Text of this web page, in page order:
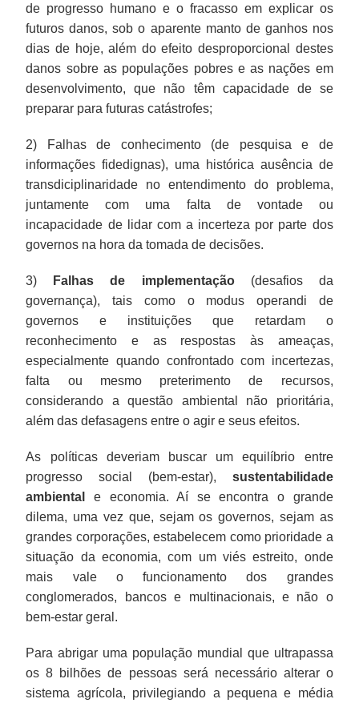
de progresso humano e o fracasso em explicar os
futuros danos, sob o aparente manto de ganhos nos
dias de hoje, além do efeito desproporcional destes
danos sobre as populações pobres e as nações em
desenvolvimento, que não têm capacidade de se
preparar para futuras catástrofes;
2) Falhas de conhecimento (de pesquisa e de
informações fidedignas), uma histórica ausência de
transdiciplinaridade no entendimento do problema,
juntamente com uma falta de vontade ou
incapacidade de lidar com a incerteza por parte dos
governos na hora da tomada de decisões.
3) Falhas de implementação(desafios da
governança), tais como o modus operandi de
governos e instituições que retardam o
reconhecimento e as respostas às ameaças,
especialmente quando confrontado com incertezas,
falta ou mesmo preterimento de recursos,
considerando a questão ambiental não prioritária,
além das defasagens entre o agir e seus efeitos.
As políticas deveriam buscar um equilíbrio entre
progresso social (bem-estar), sustentabilidade
ambiental
e economia. Aí se encontra o grande
dilema, uma vez que, sejam os governos, sejam as
grandes corporações, estabelecem como prioridade a
situação da economia, com um viés estreito, onde
mais vale o funcionamento dos grandes
conglomerados, bancos e multinacionais, e não o
bem-estar geral.
Para abrigar uma população mundial que ultrapassa
os 8 bilhões de pessoas será necessário alterar o
sistema agrícola, privilegiando a pequena e média